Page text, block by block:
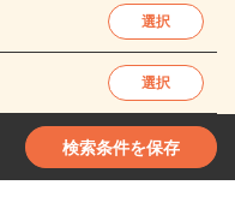
選択
選択
検索条件を保存